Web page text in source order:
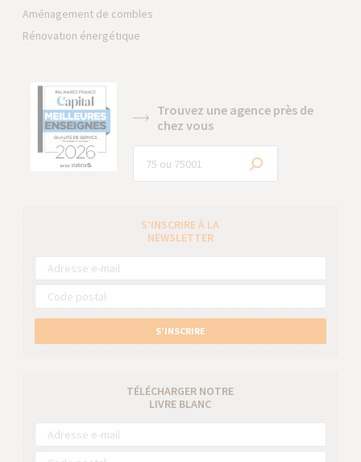
Aménagement de combles
Rénovation énergétique
Trouvez une agence près de
chez vous
S’INSCRIRE À LA
NEWSLETTER
S’INSCRIRE
TÉLÉCHARGER NOTRE
LIVRE BLANC